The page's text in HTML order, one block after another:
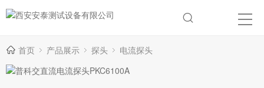
首页 产品展示 探头 电流探头